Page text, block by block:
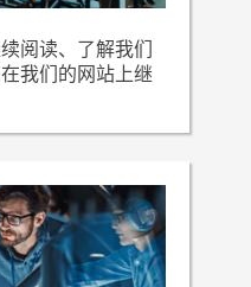
阅读、了解我们
我们的网站上继